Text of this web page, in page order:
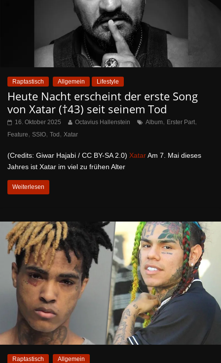
Raptastisch Allgemein Lifestyle
Heute Nacht erscheint der erste Song
von Xatar (†43) seit seinem Tod
16. Oktober 2025 Octavius Hallenstein Album, Erster Part,
Feature, SSIO, Tod, Xatar
(Credits: Giwar Hajabi / CC BY-SA 2.0) XatarAm 7. Mai dieses
Jahres ist Xatar im viel zu frühen Alter
Weiterlesen
Raptastisch Allgemein